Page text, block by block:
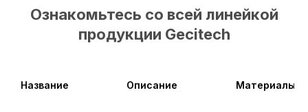
Ознакомьтесь со всей линейкой
продукции Gecitech
Название Описание Материалы